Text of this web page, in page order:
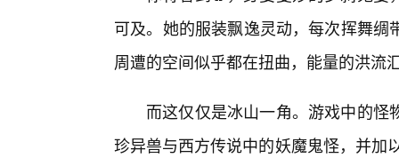
可及。她的服装飘逸灵动，每次挥舞
周遭的空间似乎都在扭曲，能量的洪流
而这仅仅是冰山一角。游戏中的
珍异兽与西方传说中的妖魔鬼怪，并加